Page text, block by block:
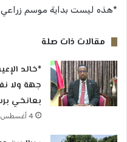
*هذه ليست بداية موسم زراعي.
مقالات ذات صلة
*خالد
جهة ولا
بعانخي
4 أغسطس، 2026